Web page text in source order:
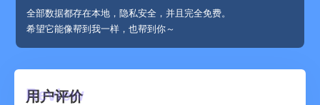
全部数据都存在本地，隐私安全，并且完全免费。
希望它能像帮到我一样，也帮到你～
用户评价